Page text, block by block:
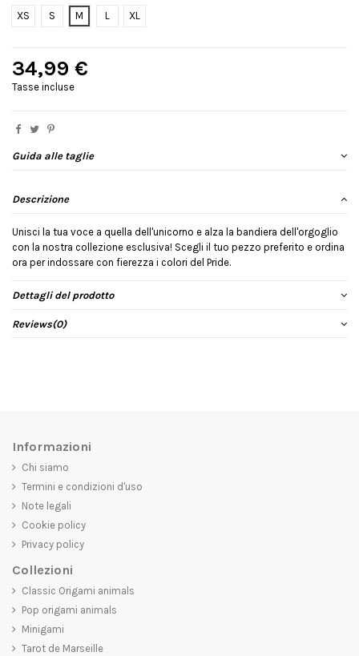
XS
S M L XL
34,99 €
Tasse incluse
Guida alle taglie
Descrizione
Unisci la tua voce a quella dell'unicorno e alza la bandiera dell'orgoglio
con la nostra collezione esclusiva! Scegli il tuo pezzo preferito e ordina
ora per indossare con fierezza i colori del Pride.
Dettagli del prodotto
Reviews(0)
Informazioni
Chi siamo
Termini e condizioni d'uso
Note legali
Cookie policy
Privacy policy
Collezioni
Classic Origami animals
Pop origami animals
Minigami
Tarot de Marseille